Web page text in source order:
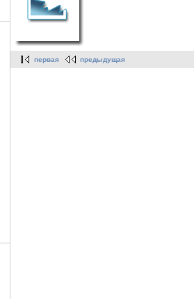
первая предыдущая